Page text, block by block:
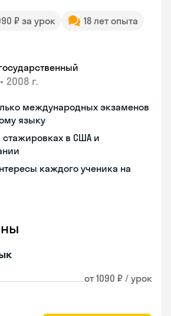
₽ за урок
18 лет опыта
• 2008 г.
международных экзаменов
языку
стажировках в США и
каждого ученика на
от 1090 ₽ / урок